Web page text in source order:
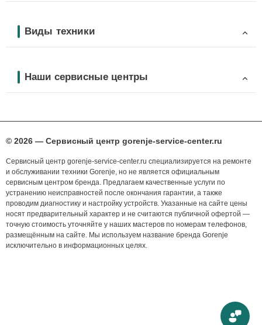
Виды техники
Наши сервисные центры
© 2026 — Сервисный центр gorenje-service-center.ru
Сервисный центр gorenje-service-center.ru специализируется на ремонте
и обслуживании техники Gorenje, но не является официальным
сервисным центром бренда. Предлагаем качественные услуги по
устранению неисправностей после окончания гарантии, а также
проводим диагностику и настройку устройств. Указанные на сайте цены
носят предварительный характер и не считаются публичной офертой —
точную стоимость уточняйте у наших мастеров по номерам телефонов,
размещённым на сайте. Мы используем название бренда Gorenje
исключительно в информационных целях.